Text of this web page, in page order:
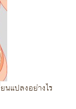
แปลงอย่างไร